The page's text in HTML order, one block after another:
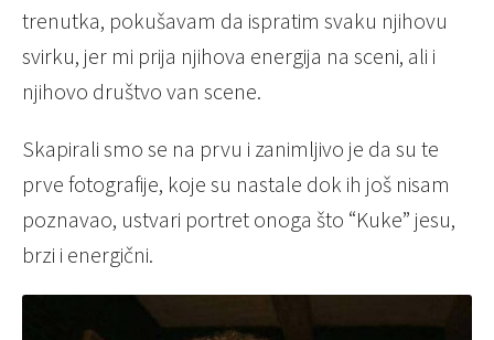
trenutka, pokušavam da ispratim svaku njihovu
svirku, jer mi prija njihova energija na sceni, ali i
njihovo društvo van scene.
Skapirali smo se na prvu i zanimljivo je da su te
prve fotografije, koje su nastale dok ih još nisam
poznavao, ustvari portret onoga što “Kuke” jesu,
brzi i energični.